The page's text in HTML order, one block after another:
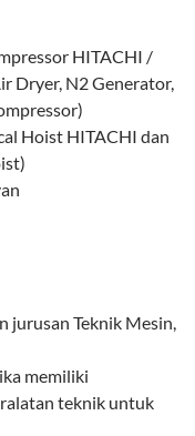
HITACHI /
Dryer, N2 Generator,
Hoist HITACHI dan
jurusan Teknik Mesin,
memiliki
teknik untuk